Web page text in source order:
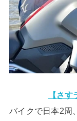
【さ
バイクで日本2周